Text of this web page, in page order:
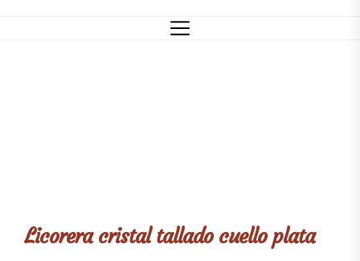
Licorera cristal tallado cuello plata